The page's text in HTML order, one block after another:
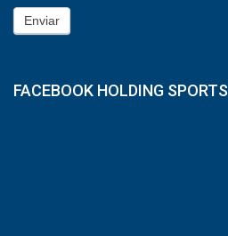
Enviar
FACEBOOK HOLDING SPORTS